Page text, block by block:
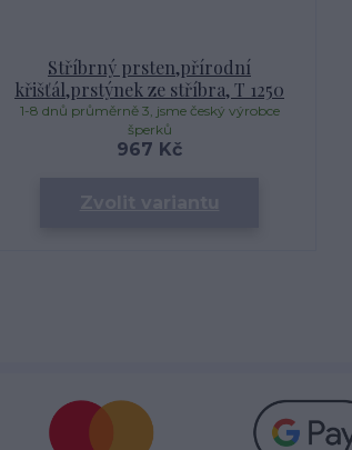
Stříbrný prsten,přírodní
křišťál,prstýnek ze stříbra, T 1250
967 Kč
1-8 dnů průměrně 3, jsme český výrobce
šperků